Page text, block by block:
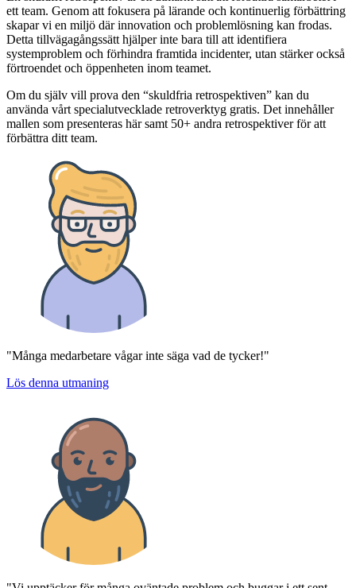
ett team. Genom att fokusera på lärande och kontinuerlig förbättring
skapar vi en miljö där innovation och problemlösning kan frodas.
Detta tillvägagångssätt hjälper inte bara till att identifiera
systemproblem och förhindra framtida incidenter, utan stärker också
förtroendet och öppenheten inom teamet.
Om du själv vill prova den “skuldfria retrospektiven” kan du
använda vårt specialutvecklade retroverktyg gratis. Det innehåller
mallen som presenteras här samt 50+ andra retrospektiver för att
förbättra ditt team.
"Många medarbetare vågar inte säga vad de tycker!"
Lös denna utmaning